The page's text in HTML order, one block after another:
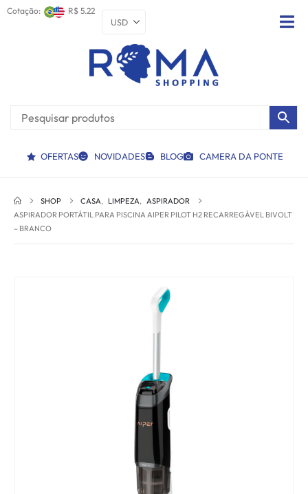
Cotação: R$ 5.22
OFERTAS NOVIDADES BLOG CAMERA DA PONTE
SHOP CASA, LIMPEZA, ASPIRADOR
ASPIRADOR PORTÁTIL PARA PISCINA AIPER PILOT H2 RECARREGÁVEL BIVOLT
– BRANCO